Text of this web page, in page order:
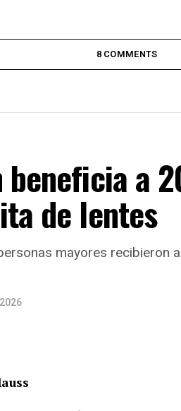
8 COMMENTS
beneficia a
de lentes
mayores recibieron